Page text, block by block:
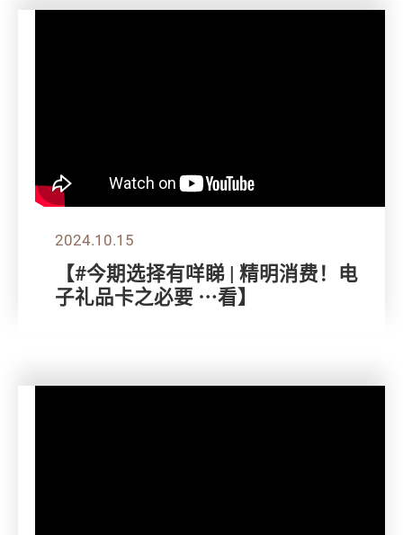
2024.10.15
【#今期选择有咩睇 | 精明消费！电
子礼品卡之必要 ⋯看】